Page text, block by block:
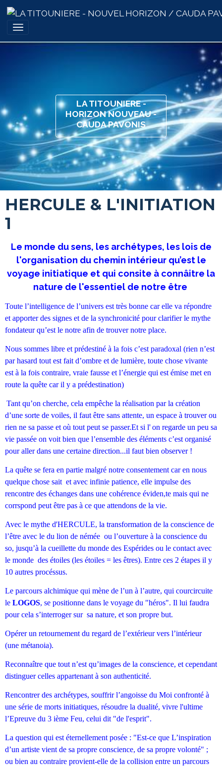
LA TITOUNIERE -
HORIZON NOUVEAU -
CAUDA PAVONIS
HERCULE & L'INITIATION
1
Le monde du sens, les archétypes, les lois de
l'organisation du chemin intérieur qu’est le
voyage initiatique et qui consite à connâitre la
nature de l'essentiel de notre être
Toute l’intelligence de l’univers est très bonne car elle va répondre
et apporter des signes et de la synchronicité pour clarifier le mythe
fondateur qu’est le notre afin de trouver notre place.
Nous sommes libre et prédestiné à la fois c’est paradoxal (rien n’est
par hasard tout est fait d’ombre et de lumière, toute chose vivante
est à la fois contraire, vraie fausse et l’énergie qui est émise met en
route la quête car il y a prédestination)
Tant qu’on cherche, cela empêche la réalisation par la création
d’une sorte de voiles, il faut être sans attente, un espace à trouver ou
rien ne sa passe et où tout peut se passer.Et si l'on regarde un peu sa
vie passée on voit bien que l’ensemble des éléments c’est organisé
pour aller dans une certaine direction...il faut bien observer !
La quête se fera en partie malgré notre consentement car en nous
quelque chose sait et avec infinie patience, elle impulse des
rencontre des échanges dans une cohérence éviden,te mais qui ne
corrspond peut être pas à ce que attendons de la vie.
Avec le mythe d'HERCULE, la transformation de la conscience de
l’être avec le du lion de némée ou l’ouverture à la conscience du
so, jusqu’à la cueillette du monde des Espérides ou le contact avec
le monde des étoiles (les étoiles = les êtres). Entre ces 2 étapes il y
10 autres procéssus.
Le parcours alchimique qui mène de l’un à l’autre, qui courcircuite
le LOGOS, se positionne dans le voyage du "héros". Il lui faudra
pour cela s’interroger sur sa nature, et son propre but.
Opérer un retournement du regard de l’extérieur vers l’intérieur
(une métanoia).
Reconnaître que tout n’est qu’images de la conscience, et cependant
distinguer celles appartenant à son authenticité.
Rencontrer des archétypes, souffrir l’angoisse du Moi confronté à
une série de morts initiatiques, résoudre la dualité, vivre l'ultime
l’Epreuve du 3 ième Feu, celui dit "de l'esprit".
La question qui est éternellement posée : "Est-ce que L’inspiration
d’un artiste vient de sa propre conscience, de sa propre volonté" ;
ou bien au contraire provient-elle de la collision entre un parcours